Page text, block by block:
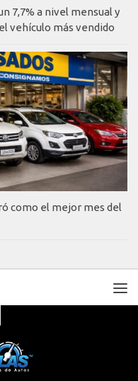
7,7% a nivel mensual y
vehículo más vendido
como el mejor mes del